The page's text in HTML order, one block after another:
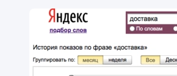
приложений
домен